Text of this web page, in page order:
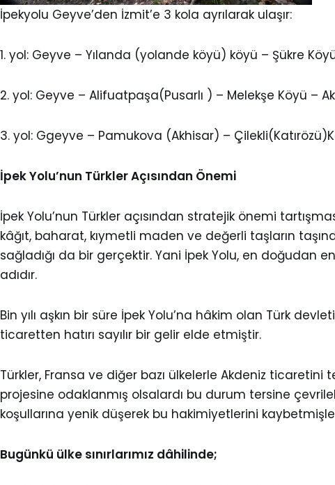
İpekyolu Geyve’den İzmit’e 3 kola ayrılarak ulaşır:
1. yol: Geyve – Yılanda (yolande köyü) köyü – Şükre
2. yol: Geyve – Alifuatpaşa(Pusarlı ) – Melekşe Köyü –
3. yol: Ggeyve – Pamukova (Akhisar) –
İpek Yolu’nun Türkler Açısından Önemi
İpek Yolu’nun Türkler açısından stratejik önemi
kâğıt, baharat, kıymetli maden ve değerli taşların
sağladığı da bir gerçektir. Yani İpek Yolu, en
adıdır.
Bin yılı aşkın bir süre İpek Yolu’na hâkim olan Türk
ticaretten hatırı sayılır bir gelir elde etmiştir.
Türkler, Fransa ve diğer bazı ülkelerle Akdeniz ticaretini
projesine odaklanmış olsalardı bu durum tersine
koşullarına yenik düşerek bu hakimiyetlerini
Bugünkü ülke sınırlarımız dâhilinde;